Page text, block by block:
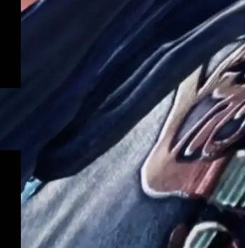
2018-10-08
《灵魂能力6》新角色参战 魔
剑的化身 Inferno